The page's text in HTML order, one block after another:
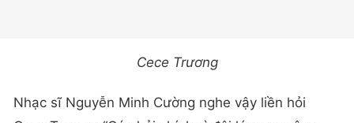
Cece Trương
Nhạc sĩ Nguyễn Minh Cường nghe vậy liền hỏi